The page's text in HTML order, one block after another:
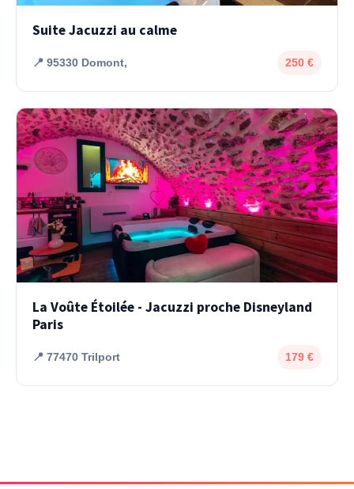
Suite Jacuzzi au calme
📍 95330 Domont, 250 €
La Voûte Étoilée - Jacuzzi proche Disneyland
Paris
📍 77470 Trilport 179 €